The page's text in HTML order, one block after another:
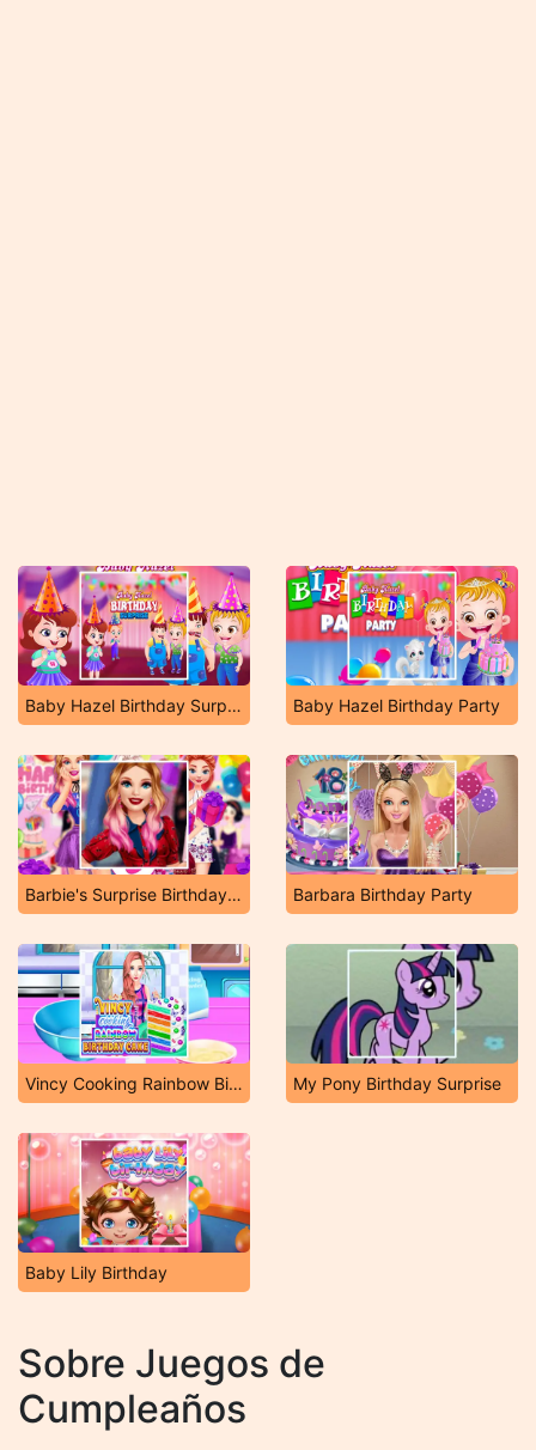
Baby Hazel Birthday Surprise Baby Hazel Birthday Party
Barbie's Surprise Birthday Party Barbara Birthday Party
Vincy Cooking Rainbow Birthday Cake My Pony Birthday Surprise
Baby Lily Birthday
Sobre Juegos de
Cumpleaños